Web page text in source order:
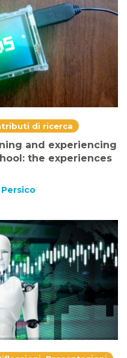
di ricerca
and experiencing
the experiences